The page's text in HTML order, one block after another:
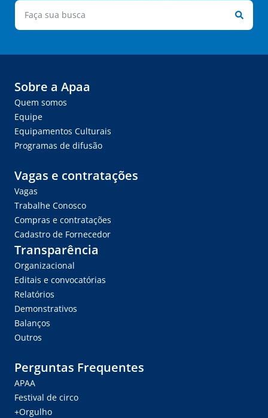
Sobre a Apaa
Quem somos
Equipe
Equipamentos Culturais
Programas de difusão
Vagas e contratações
Vagas
Trabalhe Conosco
Compras e contratações
Cadastro de Fornecedor
Transparência
Organizacional
Editais e convocatórias
Relatórios
Demonstrativos
Balanços
Outros
Perguntas Frequentes
APAA
Festival de circo
+Orgulho